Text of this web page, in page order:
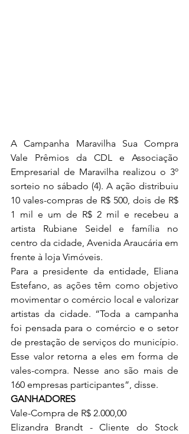
A Campanha Maravilha Sua Compra
Vale Prêmios da CDL e Associação
Empresarial de Maravilha realizou o 3º
sorteio no sábado (4). A ação distribuiu
10 vales-compras de R$ 500, dois de R$
1 mil e um de R$ 2 mil e recebeu a
artista Rubiane Seidel e família no
centro da cidade, Avenida Araucária em
frente à loja Vimóveis.
Para a presidente da entidade, Eliana
Estefano, as ações têm como objetivo
movimentar o comércio local e valorizar
artistas da cidade. “Toda a campanha
foi pensada para o comércio e o setor
de prestação de serviços do município.
Esse valor retorna a eles em forma de
vales-compra. Nesse ano são mais de
160 empresas participantes”, disse.
GANHADORES
Vale-Compra de R$ 2.000,00
Elizandra Brandt - Cliente do Stock